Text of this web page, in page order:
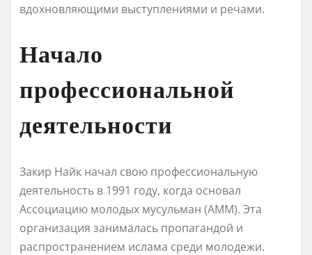
вдохновляющими выступлениями и речами.
Начало
профессиональной
деятельности
Закир Найк начал свою профессиональную
деятельность в 1991 году, когда основал
Ассоциацию молодых мусульман (АММ). Эта
организация занималась пропагандой и
распространением ислама среди молодежи.